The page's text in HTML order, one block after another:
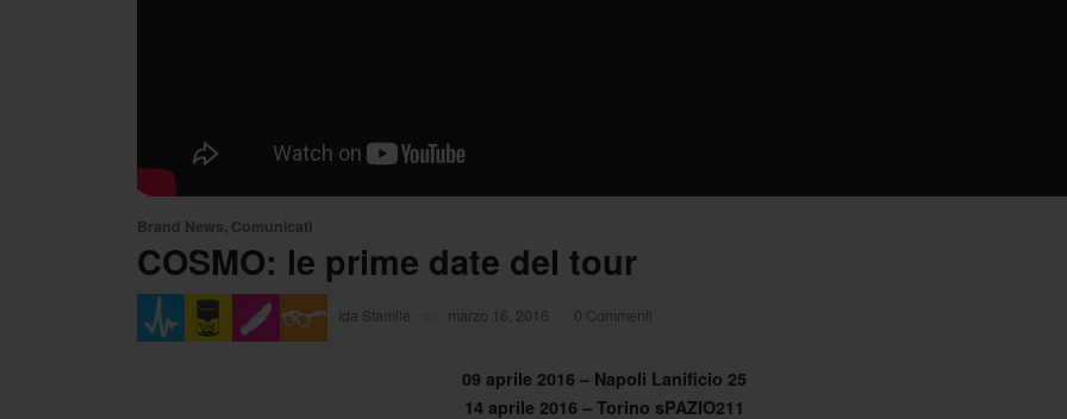
Brand News, Comunicati
COSMO: le prime date del tour
Ida Stamile marzo 16, 2016 0 Commenti
09 aprile 2016 – Napoli Lanificio 25
14 aprile 2016 – Torino sPAZIO211